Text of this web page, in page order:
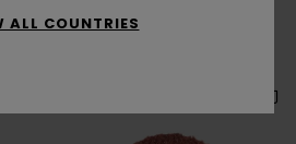
Gorro clásico Gris Unisex
ALL COUNTRIES